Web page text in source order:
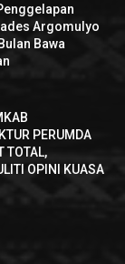
Argomulyo
Bawa
PERUMDA
TOTAL,
OPINI KUASA